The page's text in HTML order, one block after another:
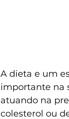
A dieta e um
importante na
atuando na
colesterol ou